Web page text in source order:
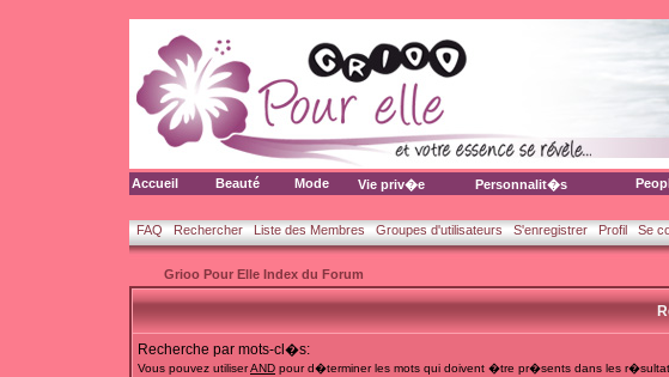
Accueil Beauté Mode Vie priv�e Personnalit�s
FAQ Rechercher Liste des Membres Groupes d'utilisateurs S'enregistrer Profil Se
Grioo Pour Elle Index du Forum
Recherche par mots-cl�s:
Vous pouvez utiliserAND pour d�terminer les mots qui doivent �tre pr�sents dans les